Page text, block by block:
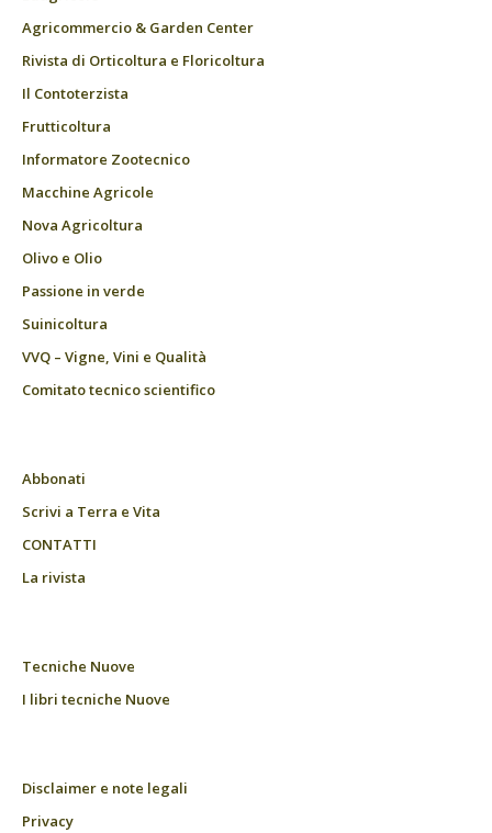
Agricommercio & Garden Center
Rivista di Orticoltura e Floricoltura
Il Contoterzista
Frutticoltura
Informatore Zootecnico
Macchine Agricole
Nova Agricoltura
Olivo e Olio
Passione in verde
Suinicoltura
VVQ – Vigne, Vini e Qualità
Comitato tecnico scientifico
Abbonati
Scrivi a Terra e Vita
CONTATTI
La rivista
Tecniche Nuove
I libri tecniche Nuove
Disclaimer e note legali
Privacy